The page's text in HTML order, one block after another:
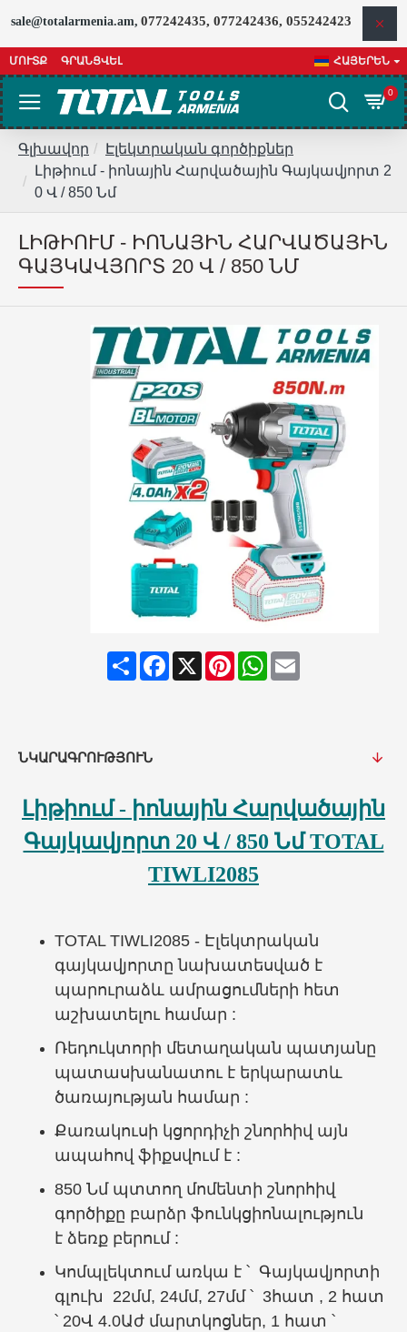
sale@totalarmenia.am, 077242435, 077242436, 055242423
ՄՈՒՏՔ ԳՐԱՆՑՎԵԼ ՀԱՅԵՐԵՆ
0
Գլխավոր
Էլեկտրական գործիքներ
Լիթիում - իոնային Հարվածային Գայկավյորտ 2
0 Վ / 850 Նմ
ԼԻԹԻՈՒՄ - ԻՈՆԱՅԻՆ ՀԱՐՎԱԾԱՅԻՆ
ԳԱՅԿԱՎՅՈՐՏ 20 Վ / 850 ՆՄ
ShareFacebook
X PinterestWhatsApp
Email
ՆԿԱՐԱԳՐՈՒԹՅՈՒՆ
Լիթիում - իոնային Հարվածային
Գայկավյորտ 20 Վ / 850 Նմ TOTAL
TIWLI2085
TOTAL TIWLI2085 - Էլեկտրական
գայկավյորտը նախատեսված է
պարուրաձև ամրացումների հետ
աշխատելու համար :
Ռեդուկտորի մետաղական պատյանը
պատասխանատու է երկարատև
ծառայության համար :
Քառակուսի կցորդիչի շնորհիվ այն
ապահով ֆիքսվում է :
850 Նմ պտտող մոմենտի շնորհիվ
գործիքը բարձր ֆունկցիոնալություն
է ձեռք բերում :
Կոմպլեկտում առկա է ՝ Գայկավյորտի
գլուխ 22մմ, 24մմ, 27մմ ՝ 3հատ , 2 հատ
՝ 20Վ 4.0Աժ մարտկոցներ, 1 հատ ՝